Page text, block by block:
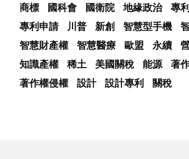
商標
國科會 國衛院 地緣政治 專
專利申請
川普 新創 智慧型手機
智慧財產權
智慧醫療 歐盟 永續
知識產權
稀土 美國關稅 能源
著
著作權侵權
設計 設計專利 關稅